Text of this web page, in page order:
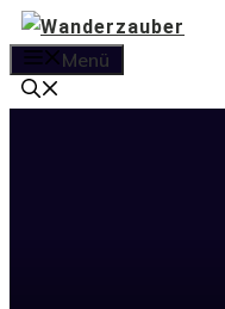
Zum
Inhalt
springen
Menü